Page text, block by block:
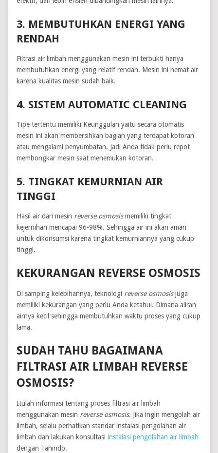
3. MEMBUTUHKAN ENERGI YANG
RENDAH
Filtrasi air limbah menggunakan mesin ini terbukti hanya
membutuhkan energi yang relatif rendah. Mesin ini hemat air
karena kualitas mesin sudah baik.
4. SISTEM AUTOMATIC CLEANING
Tipe tertentu memiliki Keunggulan yaitu secara otomatis
mesin ini akan membersihkan bagian yang terdapat kotoran
atau mengalami penyumbatan. Jadi Anda tidak perlu repot
membongkar mesin saat menemukan kotoran.
5. TINGKAT KEMURNIAN AIR
TINGGI
Hasil air dari mesin reverse osmosismemiliki tingkat
kejernihan mencapai 96-98%. Sehingga air ini akan aman
untuk dikonsumsi karena tingkat kemurniannya yang cukup
tinggi.
KEKURANGAN REVERSE OSMOSIS
Di samping kelebihannya, teknologi reverse osmosisjuga
memiliki kekurangan yang perlu Anda ketahui. Dimana aliran
airnya kecil sehingga membutuhkan waktu proses yang cukup
lama.
SUDAH TAHU BAGAIMANA
FILTRASI AIR LIMBAH REVERSE
OSMOSIS?
Itulah informasi tentang proses filtrasi air limbah
menggunakan mesin reverse osmosis. Jika ingin mengolah air
limbah, selalu perhatikan standar instalasi pengolahan air
limbah dan lakukan konsultasiinstalasi pengolahan air limbah
dengan Tanindo.